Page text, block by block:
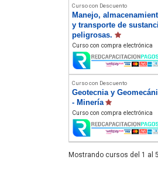
Curso con Descuento
Manejo,
y transporte de
peligrosas.
Curso con compra electrónica
Curso con Descuento
Geotecnia y
- Minería
Curso con compra electrónica
Mostrando cursos del 1 al